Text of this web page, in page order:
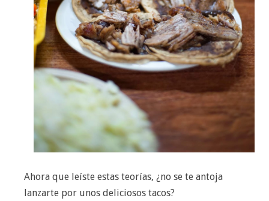
Ahora que leíste estas teorías, ¿no se te antoja
lanzarte por unos deliciosos tacos?